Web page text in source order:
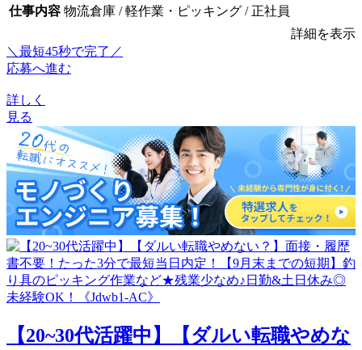
仕事内容 物流倉庫 / 軽作業・ピッキング / 正社員
詳細を表示
＼最短45秒で完了／
応募へ進む
詳しく
見る
【20~30代活躍中】【ダルい転職やめな